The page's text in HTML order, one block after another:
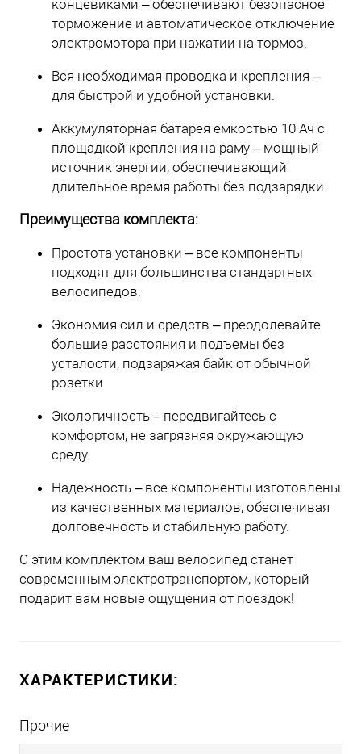
концевиками – обеспечивают безопасное
торможение и автоматическое отключение
электромотора при нажатии на тормоз.
Вся необходимая проводка и крепления –
для быстрой и удобной установки.
Аккумуляторная батарея ёмкостью 10 Ач с
площадкой крепления на раму – мощный
источник энергии, обеспечивающий
длительное время работы без подзарядки.
Преимущества комплекта:
Простота установки – все компоненты
подходят для большинства стандартных
велосипедов.
Экономия сил и средств – преодолевайте
большие расстояния и подъемы без
усталости, подзаряжая байк от обычной
розетки
Экологичность – передвигайтесь с
комфортом, не загрязняя окружающую
среду.
Надежность – все компоненты изготовлены
из качественных материалов, обеспечивая
долговечность и стабильную работу.
С этим комплектом ваш велосипед станет
современным электротранспортом, который
подарит вам новые ощущения от поездок!
ХАРАКТЕРИСТИКИ:
Прочие